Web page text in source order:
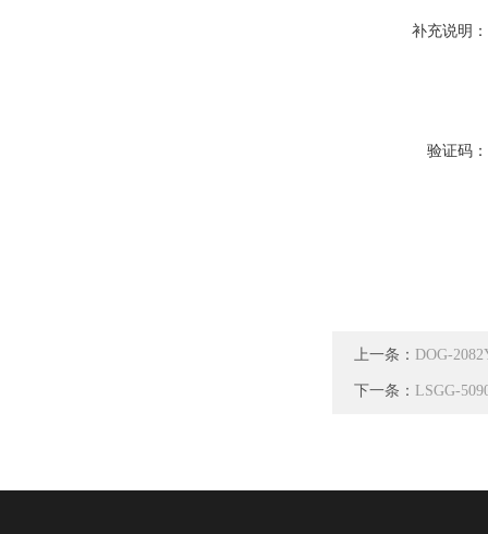
补充说明：
验证码：
上一条： DOG-
下一条： LSGG-